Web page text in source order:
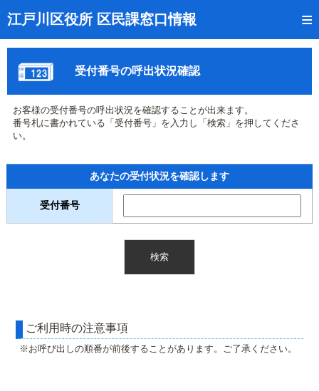
江戸川区役所 区民課窓口情報
トップページ
受付番号の呼出状況確認
証明書の交付状況確認
来庁日時の事前予約
事前予約の確認・取消
混雑予想カレンダー
受付番号の呼出状況確認
お客様の受付番号の呼出状況を確認することが出来ます。
番号札に書かれている「受付番号」を入力し「検索」を押してくださ
い。
あなたの受付状況を確認します
受付番号
ご利用時の注意事項
※お呼び出しの順番が前後することがあります。ご了承ください。